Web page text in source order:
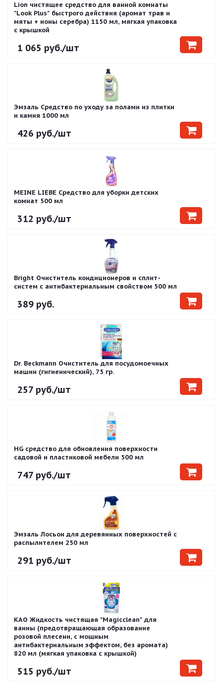
Lion чистящее средство для ванной комнаты
"Look Plus" быстрого действия (аромат трав и
мяты + ионы серебра) 1150 мл, мягкая упаковка
с крышкой
1 065 руб./шт
Эмзаль Средство по уходу за полами из плитки
и камня 1000 мл
426 руб./шт
MEINE LIEBE Средство для уборки детских
комнат 500 мл
312 руб./шт
Bright Очиститель кондиционеров и сплит-
систем с антибактериальным свойством 500 мл
389 руб.
Dr. Beckmann Очиститель для посудомоечных
машин (гигиенический), 75 гр.
257 руб./шт
HG средство для обновления поверхности
садовой и пластиковой мебели 500 мл
747 руб./шт
Эмзаль Лосьон для деревянных поверхностей с
распылителем 250 мл
291 руб./шт
KAO Жидкость чистящая "Magiсclean" для
ванны (предотвращающая образование
розовой плесени, с мощным
антибактериальным эффектом, без аромата)
820 мл (мягкая упаковка с крышкой)
515 руб./шт